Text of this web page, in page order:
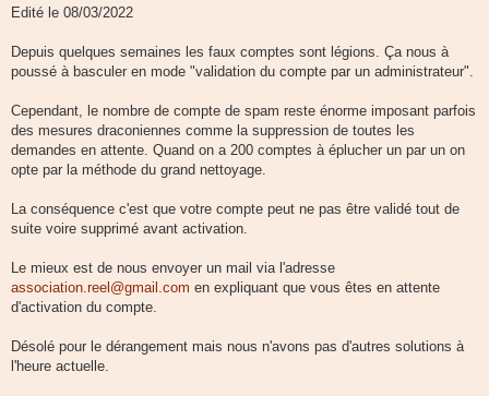
e
s
g
e
Edité le 08/03/2022
Depuis quelques semaines les faux comptes sont légions. Ça nous à
poussé à basculer en mode "validation du compte par un administrateur".
Cependant, le nombre de compte de spam reste énorme imposant parfois
des mesures draconiennes comme la suppression de toutes les
demandes en attente. Quand on a 200 comptes à éplucher un par un on
opte par la méthode du grand nettoyage.
La conséquence c'est que votre compte peut ne pas être validé tout de
suite voire supprimé avant activation.
Le mieux est de nous envoyer un mail via l'adresse
association.reel@gmail.com en expliquant que vous êtes en attente
d'activation du compte.
Désolé pour le dérangement mais nous n'avons pas d'autres solutions à
l'heure actuelle.